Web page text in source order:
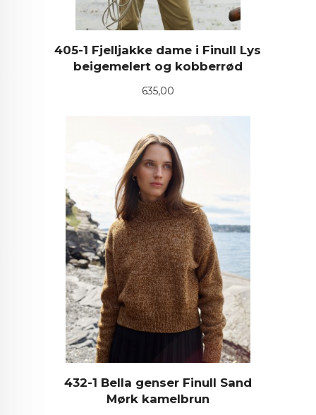
405-1 Fjelljakke dame i Finull Lys
beigemelert og kobberrød
Pris
635,00
432-1 Bella genser Finull Sand
Mørk kamelbrun